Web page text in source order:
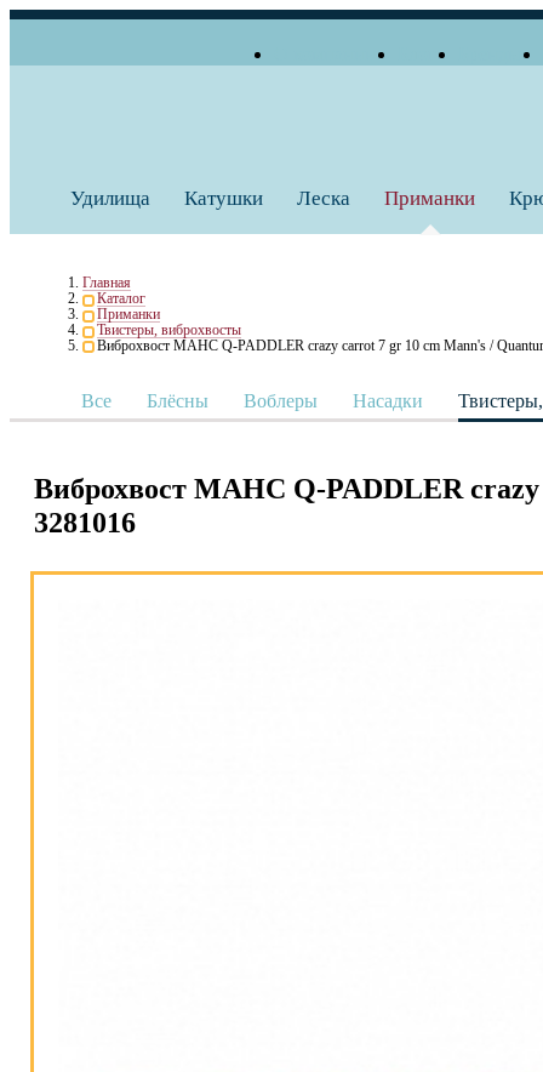
Удилища Катушки Леска Приманки
Главная
Каталог
Приманки
Твистеры, виброхвосты
Виброхвост МАНС Q-PADDLER crazy carrot 7 gr 10 cm Mann's /
Все Блёсны Воблеры Насадки
Виброхвост МАНС Q-PADDLER
3281016